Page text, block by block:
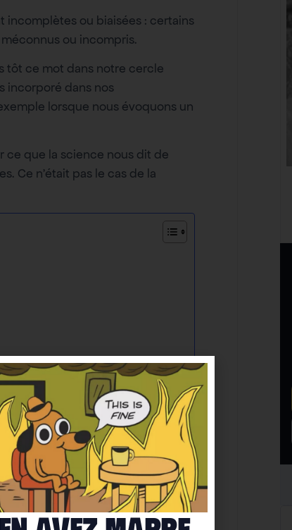
incomplètes ou biaisées : certains
ou incompris.
tôt ce mot dans notre cercle
incorporé dans nos
lorsque nous évoquons un
ce que la science nous dit de
Ce n’était pas le cas de la
relative avec ce concept de
pour désigner des
etc.
laquelle nous nous